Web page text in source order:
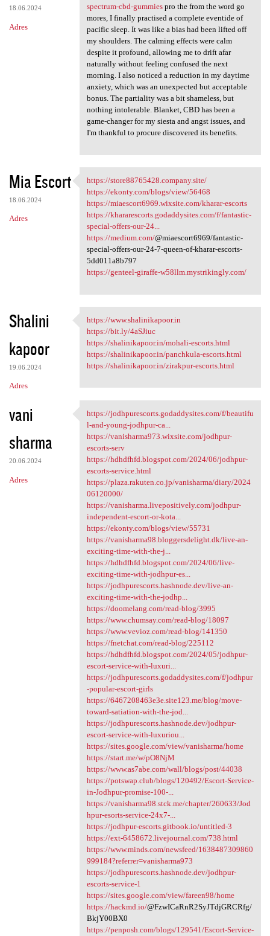
18.06.2024
Adres
spectrum-cbd-gummiespro the from the word go
mores, I finally practised a complete eventide of
pacific sleep. It was like a bias had been lifted off
my shoulders. The calming effects were calm
despite it profound, allowing me to drift afar
naturally without feeling confused the next
morning. I also noticed a reduction in my daytime
anxiety, which was an unexpected but acceptable
bonus. The partiality was a bit shameless, but
nothing intolerable. Blanket, CBD has been a
game-changer for my siesta and angst issues, and
I'm thankful to procure discovered its benefits.
Mia Escort
18.06.2024
Adres
https://store88765428.company
https://store88765428.company.site/
https://ekonty.com/blogs/view/56468
https://miaescort6969.wixsite.com/kharar-escorts
https://khararescorts.godaddysites.com/f/fantastic-
special-offers-our-24...
https://medium.com/@miaescort6969/fantastic-
special-offers-our-24-7-queen-of-kharar-escorts-
5dd011a8b797
https://genteel-giraffe-w58llm.mystrikingly.com/
Shalini
kapoor
19.06.2024
Adres
https://www.shalinikapoor.in
https://www.shalinikapoor.in
https://bit.ly/4aSJiuc
https://shalinikapoor.in/mohali-escorts.html
https://shalinikapoor.in/panchkula-escorts.html
https://shalinikapoor.in/zirakpur-escorts.html
vani
sharma
20.06.2024
Adres
https://jodhpurescorts
https://jodhpurescorts.godaddysites.com/f/beautifu
l-and-young-jodhpur-ca...
https://vanisharma973.wixsite.com/jodhpur-
escorts-serv
https://hdhdfhfd.blogspot.com/2024/06/jodhpur-
escorts-service.html
https://plaza.rakuten.co.jp/vanisharma/diary/2024
06120000/
https://vanisharma.livepositively.com/jodhpur-
independent-escort-or-kota...
https://ekonty.com/blogs/view/55731
https://vanisharma98.bloggersdelight.dk/live-an-
exciting-time-with-the-j...
https://hdhdfhfd.blogspot.com/2024/06/live-
exciting-time-with-jodhpur-es...
https://jodhpurescorts.hashnode.dev/live-an-
exciting-time-with-the-jodhp...
https://doomelang.com/read-blog/3995
https://www.chumsay.com/read-blog/18097
https://www.vevioz.com/read-blog/141350
https://fnetchat.com/read-blog/225112
https://hdhdfhfd.blogspot.com/2024/05/jodhpur-
escort-service-with-luxuri...
https://jodhpurescorts.godaddysites.com/f/jodhpur
-popular-escort-girls
https://6467208463e3e.site123.me/blog/move-
toward-satiation-with-the-jod...
https://jodhpurescorts.hashnode.dev/jodhpur-
escort-service-with-luxuriou...
https://sites.google.com/view/vanisharma/home
https://start.me/w/pO8NjM
https://www.as7abe.com/wall/blogs/post/44038
https://potswap.club/blogs/120492/Escort-Service-
in-Jodhpur-promise-100-...
https://vanisharma98.stck.me/chapter/260633/Jod
hpur-esorts-service-24x7-...
https://jodhpur-escorts.gitbook.io/untitled-3
https://ext-6458672.livejournal.com/738.html
https://www.minds.com/newsfeed/1638487309860
999184?referrer=vanisharma973
https://jodhpurescorts.hashnode.dev/jodhpur-
escorts-service-1
https://sites.google.com/view/fareen98/home
https://hackmd.io/@FzwICaRnR2SyJTdjGRCRfg/
BkjY00BX0
https://penposh.com/blogs/129541/Escort-Service-